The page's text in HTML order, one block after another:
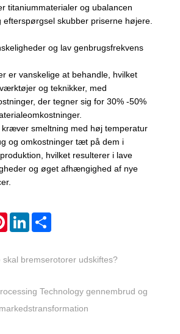
titaniummaterialer og ubalancen
efterspørgsel skubber priserne højere.
og lav genbrugsfrekvens
er vanskelige at behandle, hvilket
og teknikker, med
der tegner sig for 30% -50%
kræver smeltning med høj temperatur
og omkostninger tæt på dem i
hvilket resulterer i lave
og øget afhængighed af nye
PinterestLinkedIn
skal bremserotorer udskiftes?
Technology gennembrud og
markedstransformation